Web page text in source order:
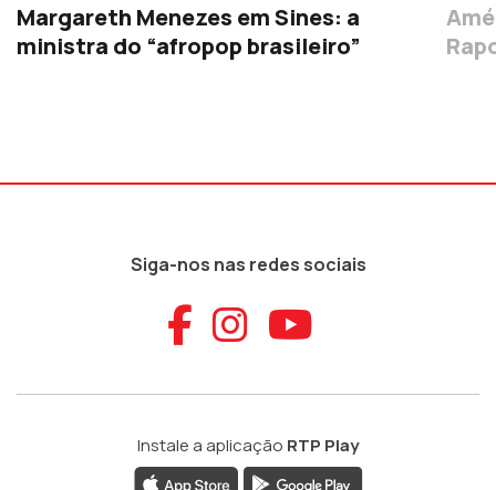
Margareth Menezes em Sines: a
ministra do “afropop brasileiro”
Siga-nos nas redes sociais
Aceder ao
Aceder ao
Aceder
Instale a aplicação RTP Play